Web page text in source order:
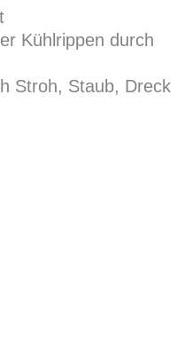
Kühlrippen durch
Stroh, Staub, Dreck